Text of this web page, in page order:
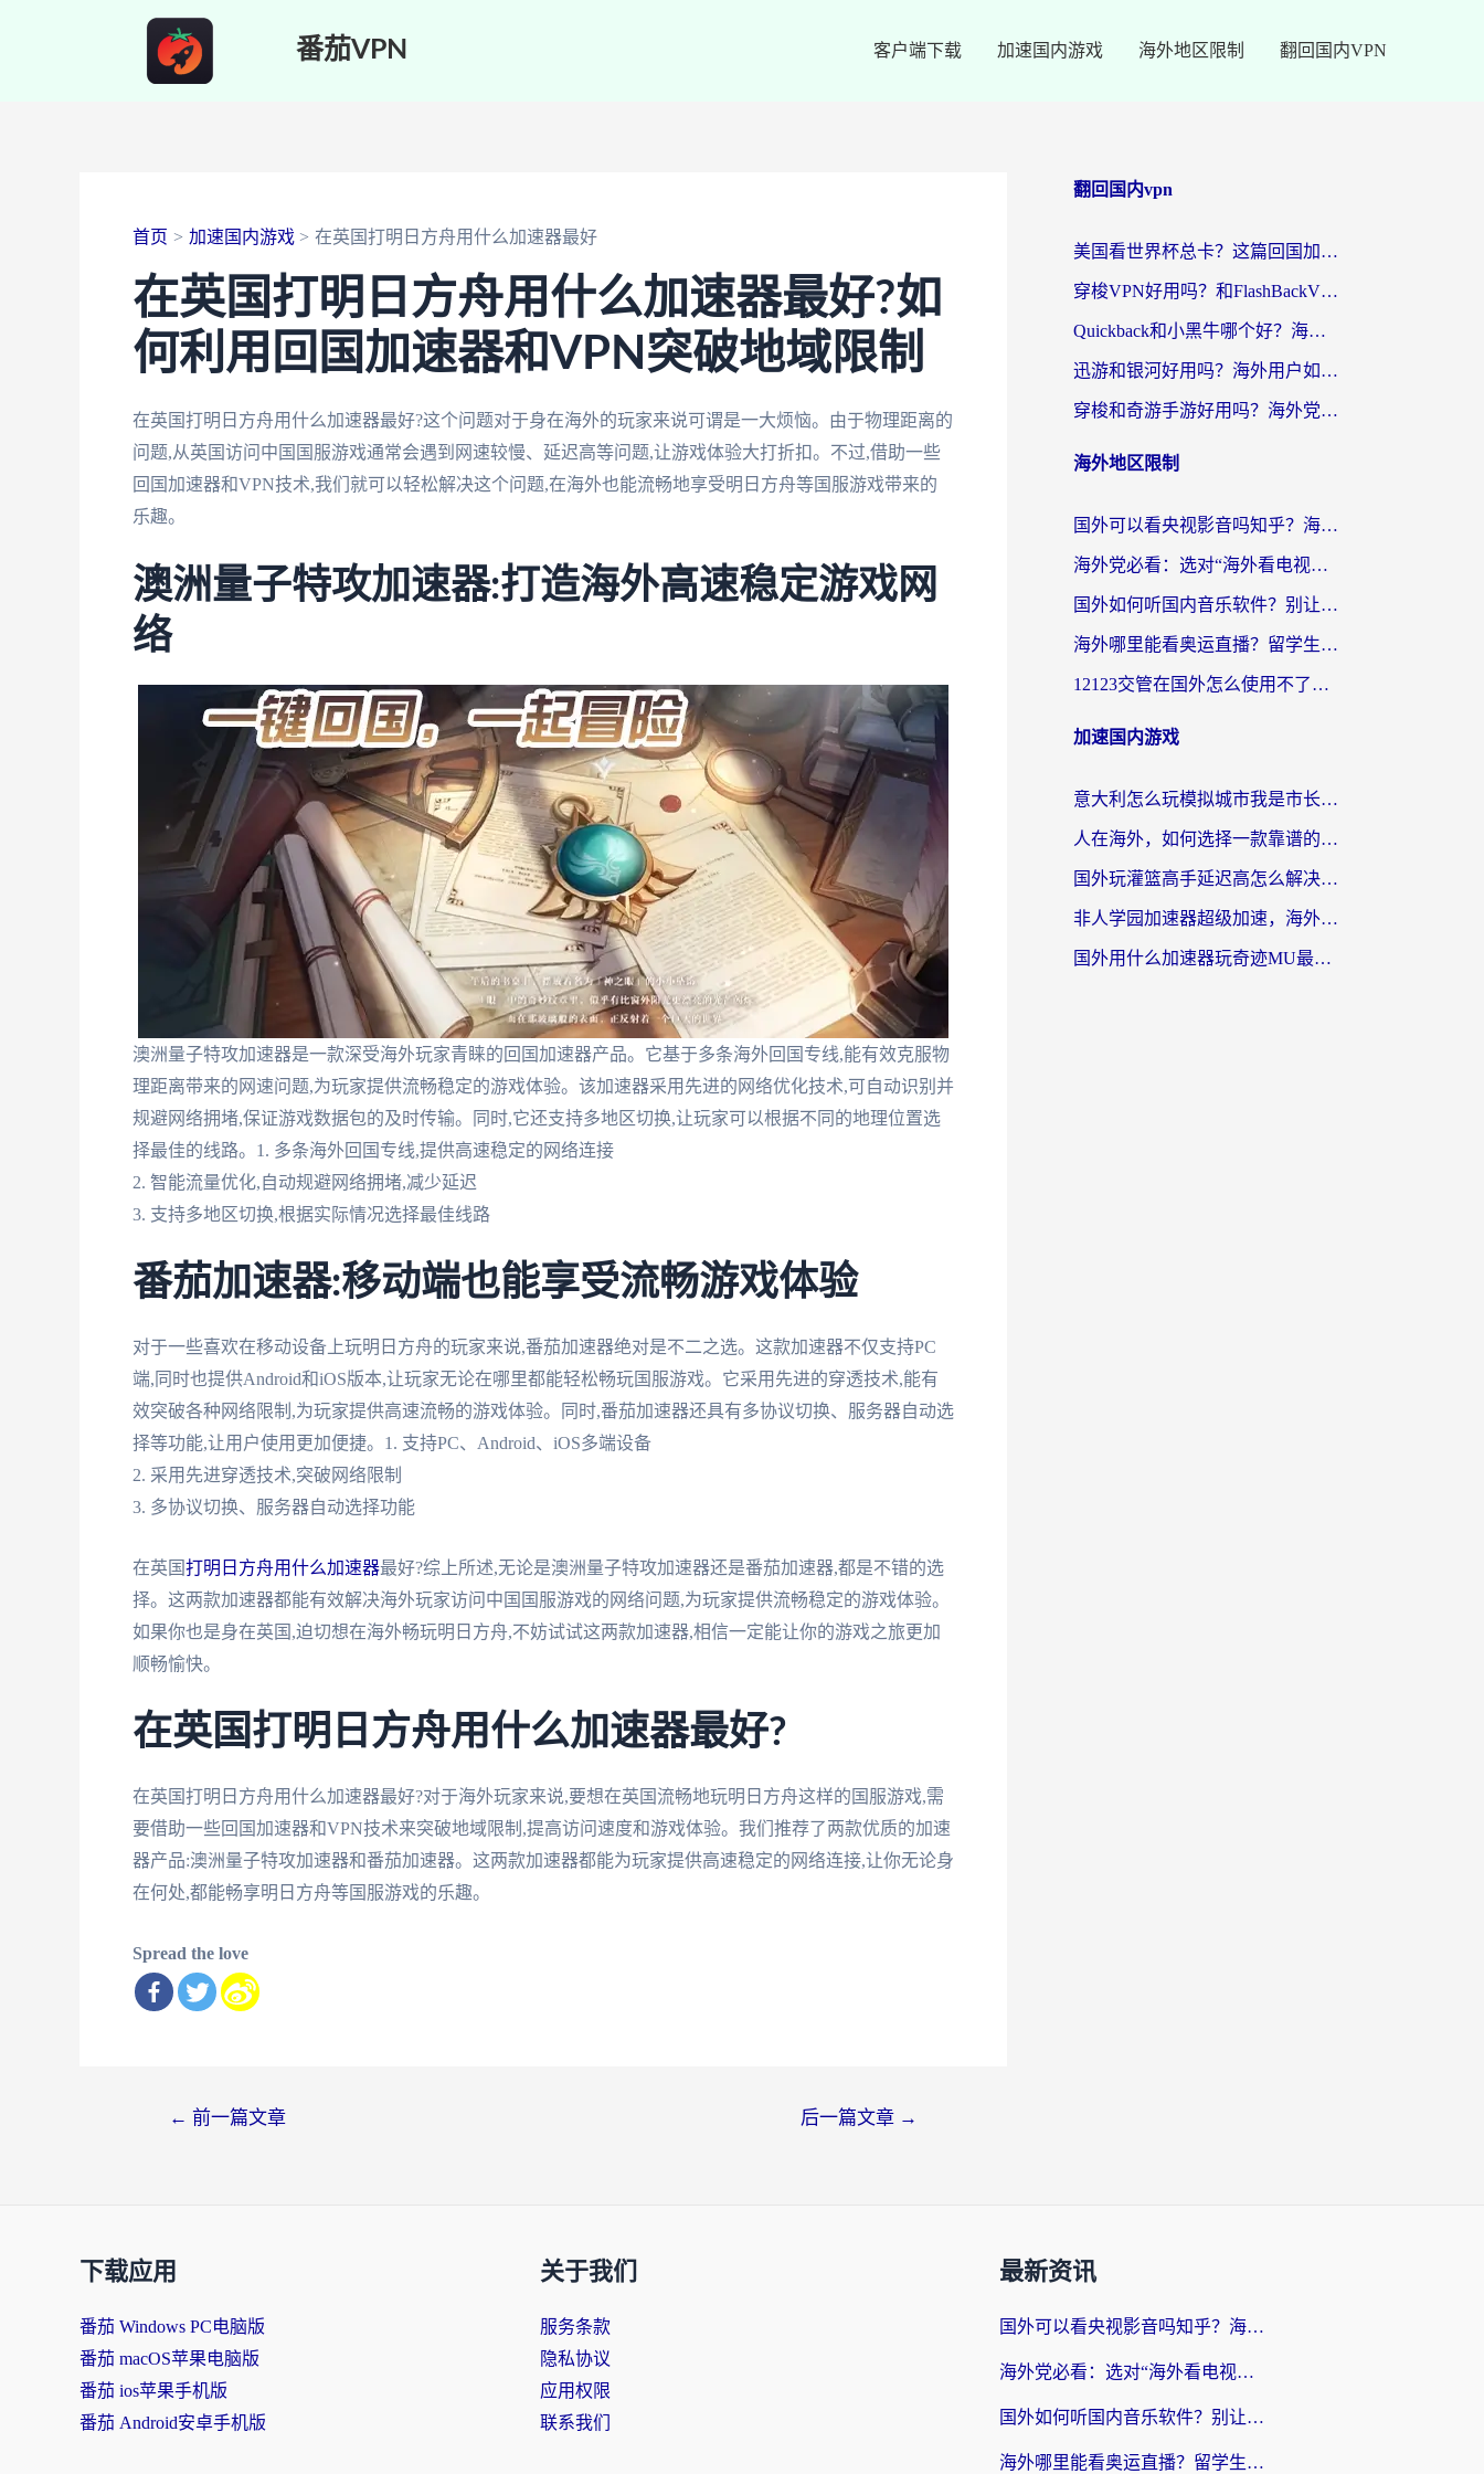
番茄VPN 客户端下载 加速国内游戏 海外地区限制 翻回国内VPN
首页 加速国内游戏 在英国打明日方舟用什么加速器最好
在英国打明日方舟用什么加速器最好?如
何利用回国加速器和VPN突破地域限制
在英国打明日方舟用什么加速器最好?这个问题对于身在海外的玩家来说可谓是一大烦恼。由于物理距离的
问题,从英国访问中国国服游戏通常会遇到网速较慢、延迟高等问题,让游戏体验大打折扣。不过,借助一些
回国加速器和VPN技术,我们就可以轻松解决这个问题,在海外也能流畅地享受明日方舟等国服游戏带来的
乐趣。
澳洲量子特攻加速器:打造海外高速稳定游戏网
络
澳洲量子特攻加速器是一款深受海外玩家青睐的回国加速器产品。它基于多条海外回国专线,能有效克服物
理距离带来的网速问题,为玩家提供流畅稳定的游戏体验。该加速器采用先进的网络优化技术,可自动识别并
规避网络拥堵,保证游戏数据包的及时传输。同时,它还支持多地区切换,让玩家可以根据不同的地理位置选
择最佳的线路。1. 多条海外回国专线,提供高速稳定的网络连接
2. 智能流量优化,自动规避网络拥堵,减少延迟
3. 支持多地区切换,根据实际情况选择最佳线路
番茄加速器:移动端也能享受流畅游戏体验
对于一些喜欢在移动设备上玩明日方舟的玩家来说,番茄加速器绝对是不二之选。这款加速器不仅支持PC
端,同时也提供Android和iOS版本,让玩家无论在哪里都能轻松畅玩国服游戏。它采用先进的穿透技术,能有
效突破各种网络限制,为玩家提供高速流畅的游戏体验。同时,番茄加速器还具有多协议切换、服务器自动选
择等功能,让用户使用更加便捷。1. 支持PC、Android、iOS多端设备
2. 采用先进穿透技术,突破网络限制
3. 多协议切换、服务器自动选择功能
在英国打明日方舟用什么加速器最好?综上所述,无论是澳洲量子特攻加速器还是番茄加速器,都是不错的选
择。这两款加速器都能有效解决海外玩家访问中国国服游戏的网络问题,为玩家提供流畅稳定的游戏体验。
如果你也是身在英国,迫切想在海外畅玩明日方舟,不妨试试这两款加速器,相信一定能让你的游戏之旅更加
顺畅愉快。
在英国打明日方舟用什么加速器最好?
在英国打明日方舟用什么加速器最好?对于海外玩家来说,要想在英国流畅地玩明日方舟这样的国服游戏,需
要借助一些回国加速器和VPN技术来突破地域限制,提高访问速度和游戏体验。我们推荐了两款优质的加速
器产品:澳洲量子特攻加速器和番茄加速器。这两款加速器都能为玩家提供高速稳定的网络连接,让你无论身
在何处,都能畅享明日方舟等国服游戏的乐趣。
Spread the love
← 前一篇文章 后一篇文章 →
翻回国内vpn
美国看世界杯总卡？这篇回国加速器指南帮你无缝刷国内资源（附苹果手机VPN设置步骤）
穿梭VPN好用吗？和FlashBackVPN对比哪个回国效果更好？
Quickback和小黑牛哪个好？海外党亲测指南，选对回国加速器秒回国内
迅游和银河好用吗？海外用户如何选择回国加速器实现无缝访问国内资源
穿梭和奇游手游好用吗？海外党亲测3款回国加速器，附蜜蜂加速器七天试用攻略
海外地区限制
国外可以看央视影音吗知乎？海外党亲测有效的回国加速方案
海外党必看：选对“海外看电视剧软件”，再也不用愁国内剧刷不了
国外如何听国内音乐软件？别让地域限制，断了你的中文歌单
海外哪里能看奥运直播？留学生&海外华人必看的体育赛事观赛终极指南
12123交管在国外怎么使用不了？海外华人必看的无缝访问国内资源指南
加速国内游戏
意大利怎么玩模拟城市我是市长？海外党国服游戏加速终极攻略（附三国3量子特攻解决办法）
人在海外，如何选择一款靠谱的玩剑灵2加速器？
国外玩灌篮高手延迟高怎么解决？海外玩家国服游戏加速终极指南
非人学园加速器超级加速，海外玩家重返国服的通行证
国外用什么加速器玩奇迹MU最好？2026海外玩家国服游戏加速全攻略
下载应用
番茄 Windows PC电脑版
番茄 macOS苹果电脑版
番茄 ios苹果手机版
番茄 Android安卓手机版
关于我们
服务条款
隐私协议
应用权限
联系我们
最新资讯
国外可以看央视影音吗知乎？海外党亲测有效的回国加速方案
海外党必看：选对“海外看电视剧软件”，再也不用愁国内剧刷不了
国外如何听国内音乐软件？别让地域限制，断了你的中文歌单
海外哪里能看奥运直播？留学生&海外华人必看的体育赛事观赛终极指南